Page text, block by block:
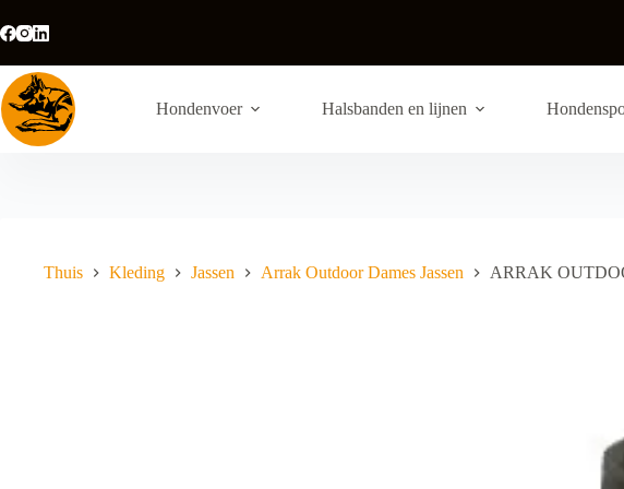
naar
de
inhoud
Hondenvoer Halsbanden en lijnen
Thuis Kleding Jassen Arrak Outdoor Dames Jassen ARRAK